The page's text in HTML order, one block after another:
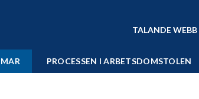
TALANDE WEBB
PROCESSEN I ARBETSDOMSTOLEN